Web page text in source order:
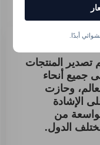
تصدير المنتجات
جميع أنحاء
وحازت
الإشادة
من
الدول.
أبدًا.